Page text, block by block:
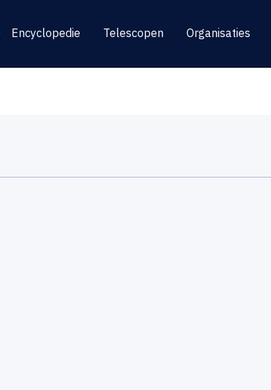
Encyclopedie Telescopen Organisaties